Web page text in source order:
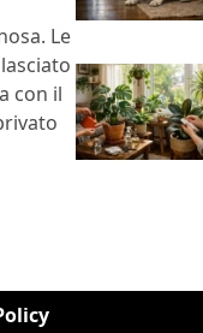
Le
con il